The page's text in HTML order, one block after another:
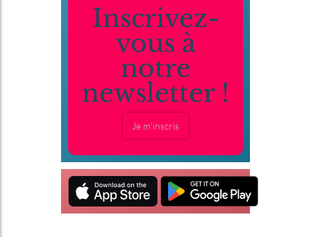
Inscrivez-
vous à
notre
newsletter !
Je m'inscris